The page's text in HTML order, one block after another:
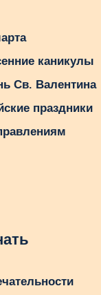
каникулы
Св. Валентина
праздники